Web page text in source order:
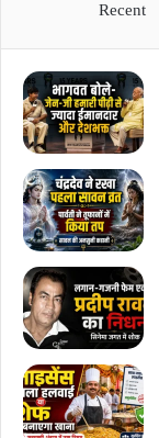
Recent